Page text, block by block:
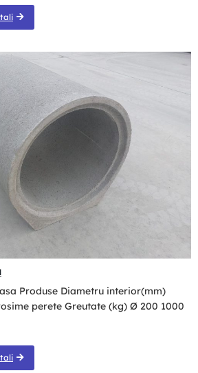
Produse Diametru interior(mm)
perete Greutate (kg) Ø 200 1000